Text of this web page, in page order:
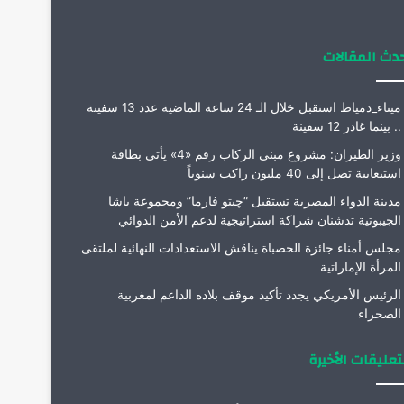
المقالات
ميناء_دمياط استقبل خلال الـ 24 ساعة الماضية عدد 13 سفينة
.. بينما غادر 12 سفينة
وزير الطيران: مشروع مبني الركاب رقم «4» يأتي بطاقة
استيعابية تصل إلى 40 مليون راكب سنوياً
مدينة الدواء المصرية تستقبل “چبتو فارما” ومجموعة باشا
الجيبوتية تدشنان شراكة استراتيجية لدعم الأمن الدوائي
مجلس أمناء جائزة الحصباة يناقش الاستعدادات النهائية لملتقى
المرأة الإماراتية
الرئيس الأمريكي يجدد تأكيد موقف بلاده الداعم لمغربية
الصحراء
الأخيرة